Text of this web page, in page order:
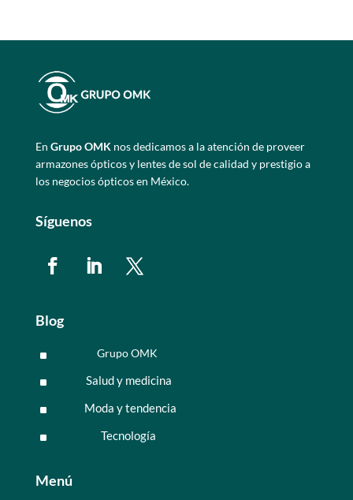
En Grupo OMKnos dedicamos a la atención de proveer
armazones ópticos y lentes de sol de calidad y prestigio a
los negocios ópticos en México.
Síguenos
Blog
^ Grupo OMK
^ Salud y medicina
^ Moda y tendencia
^ Tecnología
Menú